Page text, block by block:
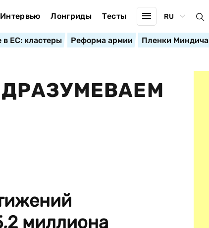
Интервью Лонгриды Тесты RU
в ЕС: кластеры Реформа армии Пленки Миндича
миллиона